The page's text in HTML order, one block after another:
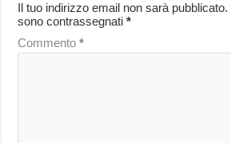
Il tuo indirizzo email non sarà pubblicato.
sono contrassegnati*
Commento*